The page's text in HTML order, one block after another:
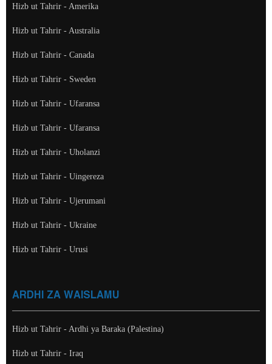
Hizb ut Tahrir - Amerika
Hizb ut Tahrir - Australia
Hizb ut Tahrir - Canada
Hizb ut Tahrir - Sweden
Hizb ut Tahrir - Ufaransa
Hizb ut Tahrir - Ufaransa
Hizb ut Tahrir - Uholanzi
Hizb ut Tahrir - Uingereza
Hizb ut Tahrir - Ujerumani
Hizb ut Tahrir - Ukraine
Hizb ut Tahrir - Urusi
ARDHI ZA WAISLAMU
Hizb ut Tahrir - Ardhi ya Baraka (Palestina)
Hizb ut Tahrir - Iraq